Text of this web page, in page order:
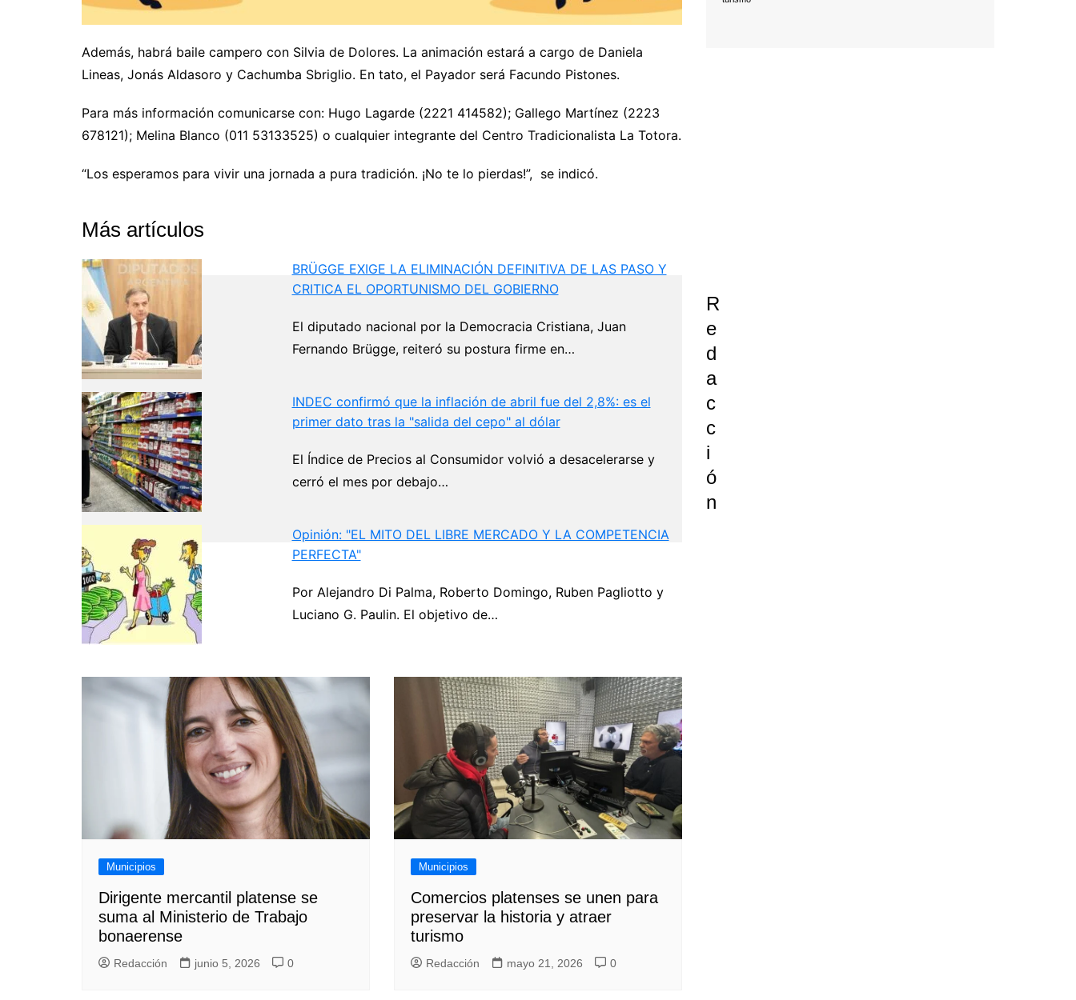
Además, habrá baile campero con Silvia de Dolores. La animación estará a cargo de Daniela
Lineas, Jonás Aldasoro y Cachumba Sbriglio. En tato, el Payador será Facundo Pistones.
Para más información comunicarse con: Hugo Lagarde (2221 414582); Gallego Martínez (2223
678121); Melina Blanco (011 53133525) o cualquier integrante del Centro Tradicionalista La Totora.
“Los esperamos para vivir una jornada a pura tradición. ¡No te lo pierdas!”, se indicó.
Más artículos
BRÜGGE EXIGE LA ELIMINACIÓN DEFINITIVA DE LAS PASO Y
CRITICA EL OPORTUNISMO DEL GOBIERNO
El diputado nacional por la Democracia Cristiana, Juan
Fernando Brügge, reiteró su postura firme en…
INDEC confirmó que la inflación de abril fue del 2,8%: es el
primer dato tras la "salida del cepo" al dólar
El Índice de Precios al Consumidor volvió a desacelerarse y
cerró el mes por debajo…
Opinión: "EL MITO DEL LIBRE MERCADO Y LA COMPETENCIA
PERFECTA"
Por Alejandro Di Palma, Roberto Domingo, Ruben Pagliotto y
Luciano G. Paulin. El objetivo de…
R
E
D
A
C
C
I
Ó
N
Navegación
de
entradas
Municipios
Dirigente mercantil platense se
suma al Ministerio de Trabajo
bonaerense
Redacción junio 5, 2026 0
Municipios
Comercios platenses se unen para
preservar la historia y atraer
turismo
Redacción mayo 21, 2026 0